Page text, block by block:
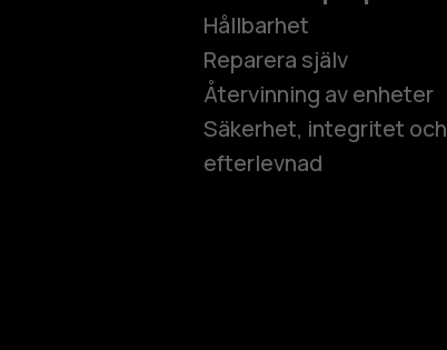
Hållbarhet
Reparera själv
Återvinning av enheter
Säkerhet, integritet och
efterlevnad